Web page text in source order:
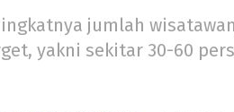
jumlah
yakni sekitar 30-60